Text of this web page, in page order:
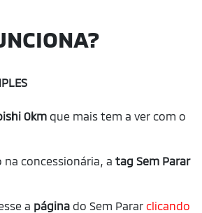
0km que mais tem a ver com o
na concessionária, a tag Sem Parar
a página do Sem Parar clicando